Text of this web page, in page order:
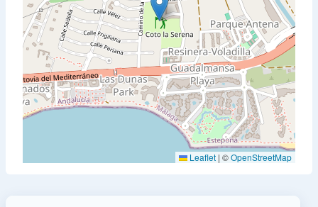
Leaflet | ©OpenStreetMap